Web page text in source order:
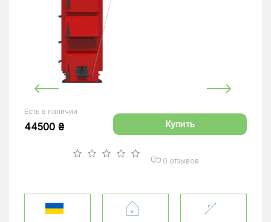
Есть в наличии
44500 ₴ Купить
0 отзывов